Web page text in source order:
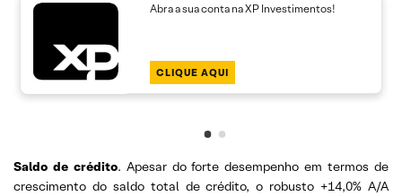
Abra a sua conta na XP Investimentos!
CLIQUE AQUI
Saldo de crédito. Apesar do forte desempenho em termos de
crescimento do saldo total de crédito, o robusto +14,0% A/A